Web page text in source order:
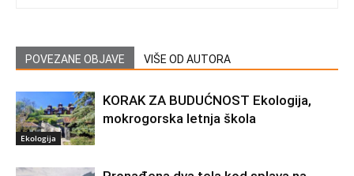
POVEZANE OBJAVE VIŠE OD AUTORA
Ekologija
KORAK ZA BUDUĆNOST Ekologija,
mokrogorska letnja škola